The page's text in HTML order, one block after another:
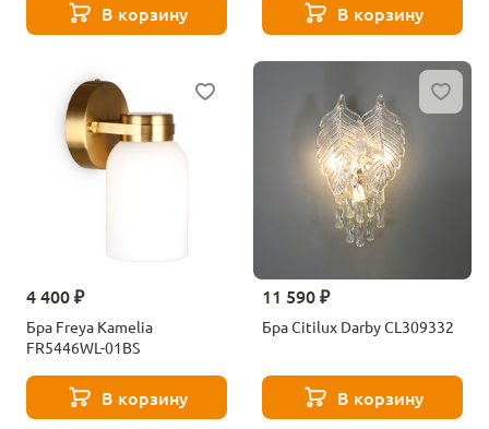
В корзину В корзину
4 400 ₽
Бра Freya Kamelia
FR5446WL-01BS
В корзину
11 590 ₽
Бра Citilux Darby CL309332
В корзину